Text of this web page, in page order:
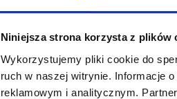
Niniejsza strona korzysta z plików
Wykorzystujemy pliki cookie do
ruch w naszej witrynie. Informacje
reklamowym i analitycznym.